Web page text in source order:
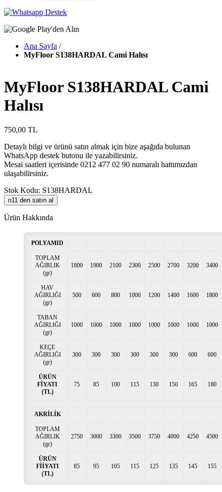
Ana Sayfa /
MyFloor S138HARDAL Cami Halısı
MyFloor S138HARDAL Cami
Halısı
750,00 TL
Detaylı bilgi ve ürünü satın almak için bize aşağıda bulunan
WhatsApp destek butonu ile yazabilirsiniz.
Mesai saatleri içerisinde 0212 477 02 90 numaralı hattımızdan
ulaşabilirsiniz.
Stok Kodu: S138HARDAL
n11 den satın al
Ürün Hakkında
POLYAMID
TOPLAM
AĞIRLIK
(gr)
1800 1900 2100 2300 2500 2700 3200 3400
HAV
AĞIRLIĞI
(gr)
500 600 800 1000 1200 1400 1600 1800
TABAN
AĞIRLIĞI
(gr)
1000 1000 1000 1000 1000 1000 1000 1000
KEÇE
AĞIRLIĞI
(gr)
300 300 300 300 300 300 600 600
ÜRÜN
FİYATI
(TL)
75 85 100 115 130 150 165 180
AKRİLİK
TOPLAM
AĞIRLIK
(gr)
2750 3000 3300 3500 3750 4000 4250 4500
ÜRÜN
FİİYATI
(TL)
85 95 105 115 125 135 145 155